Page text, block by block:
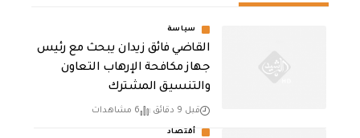
سياسة
القاضي فائق زيدان يبحث مع رئيس
جهاز مكافحة الإرهاب التعاون
والتنسيق المشترك
قبل 9 دقائق 6 مشاهدات
أقتصاد